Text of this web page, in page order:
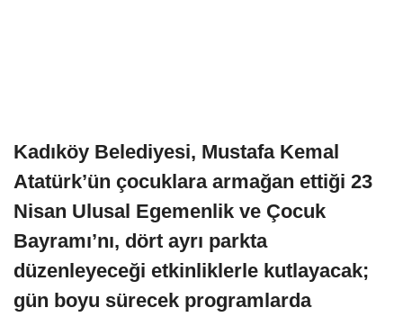
Kadıköy Belediyesi, Mustafa Kemal
Atatürk’ün çocuklara armağan ettiği 23
Nisan Ulusal Egemenlik ve Çocuk
Bayramı’nı, dört ayrı parkta
düzenleyeceği etkinliklerle kutlayacak;
gün boyu sürecek programlarda